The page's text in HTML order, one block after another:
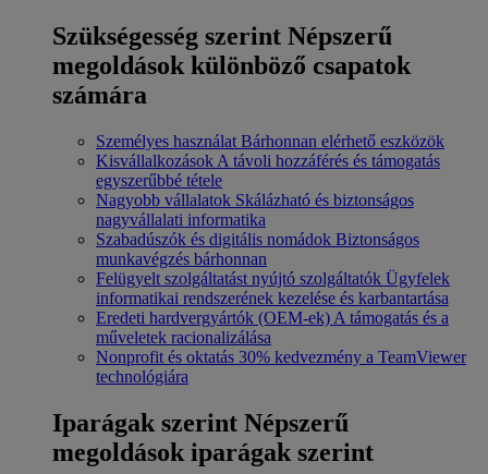
Szükségesség szerint Népszerű
megoldások különböző csapatok
számára
Személyes használat Bárhonnan elérhető eszközök
Kisvállalkozások A távoli hozzáférés és támogatás
egyszerűbbé tétele
Nagyobb vállalatok Skálázható és biztonságos
nagyvállalati informatika
Szabadúszók és digitális nomádok Biztonságos
munkavégzés bárhonnan
Felügyelt szolgáltatást nyújtó szolgáltatók Ügyfelek
informatikai rendszerének kezelése és karbantartása
Eredeti hardvergyártók (OEM-ek) A támogatás és a
műveletek racionalizálása
Nonprofit és oktatás 30% kedvezmény a TeamViewer
technológiára
Iparágak szerint Népszerű
megoldások iparágak szerint